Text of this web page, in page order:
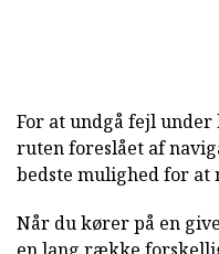
For at undgå fejl
ruten foreslået af
bedste mulighed for at
Når du kører på en